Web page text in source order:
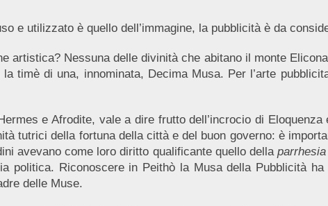
e utilizzato è quello dell’immagine, la pubblicità è da
artistica? Nessuna delle divinità che abitano il monte
timè di una, innominata, Decima Musa. Per l’arte
e Afrodite, vale a dire frutto dell’incrocio di
tutrici della fortuna della città e del buon governo: è
avevano come loro diritto qualificante quello dellaparrhesia
politica. Riconoscere in Peithò la Musa della Pubblicità
delle Muse.